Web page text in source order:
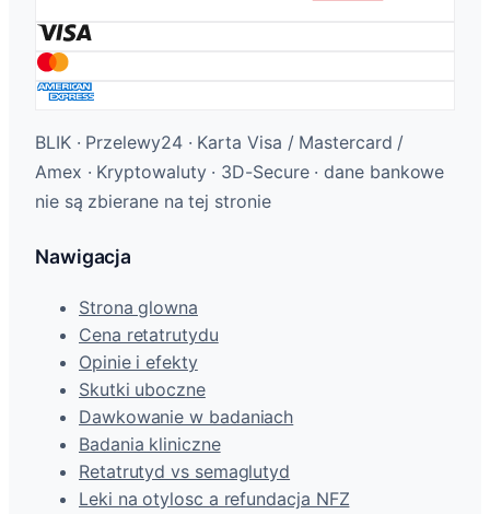
BLIK · Przelewy24 · Karta Visa / Mastercard /
Amex · Kryptowaluty · 3D-Secure · dane bankowe
nie są zbierane na tej stronie
Nawigacja
Strona glowna
Cena retatrutydu
Opinie i efekty
Skutki uboczne
Dawkowanie w badaniach
Badania kliniczne
Retatrutyd vs semaglutyd
Leki na otylosc a refundacja NFZ